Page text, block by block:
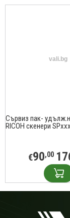
Сървиз пак-
RICOH скенери
€90,00